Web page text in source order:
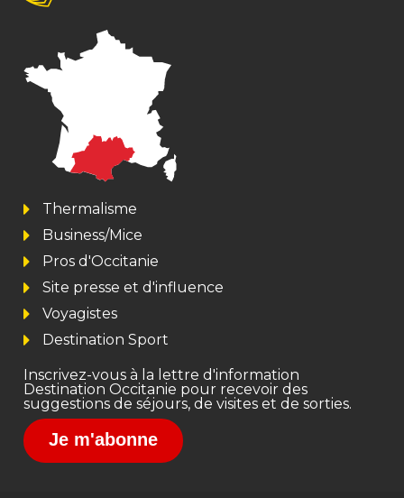
Thermalisme
Business/Mice
Pros d'Occitanie
Site presse et d'influence
Voyagistes
Destination Sport
Inscrivez-vous à la lettre d'information
Destination Occitanie pour recevoir des
suggestions de séjours, de visites et de sorties.
Je m'abonne